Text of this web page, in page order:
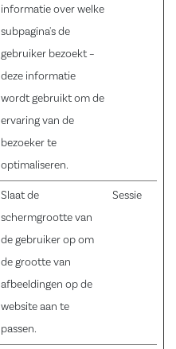
informatie over welke
subpagina's de
gebruiker bezoekt –
deze informatie
wordt gebruikt om de
ervaring van de
bezoeker te
optimaliseren.
Slaat de
schermgrootte van
de gebruiker op om
de grootte van
afbeeldingen op de
website aan te
passen.
Sessie